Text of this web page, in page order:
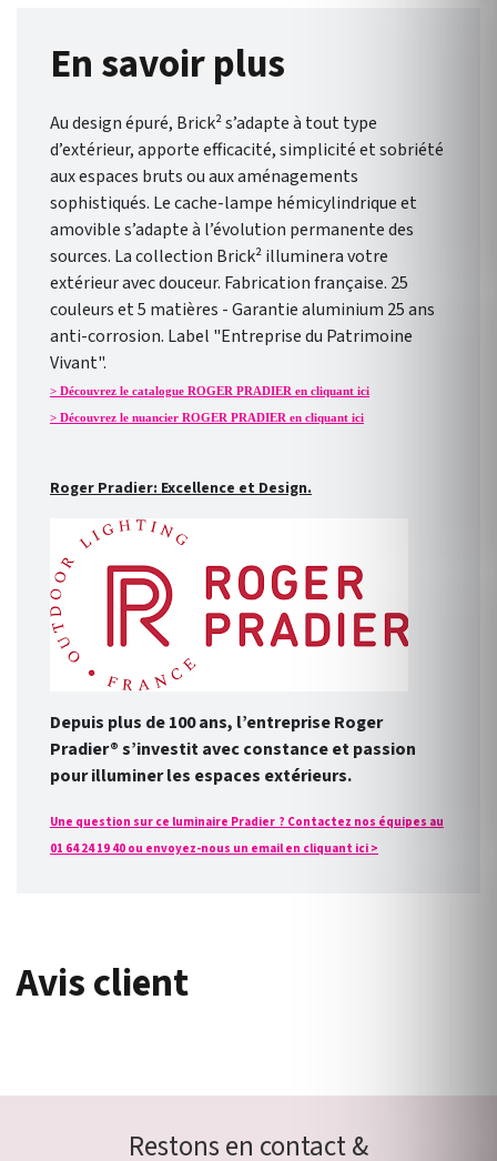
En savoir plus
Au design épuré, Brick² s’adapte à tout type
d’extérieur, apporte efficacité, simplicité et sobriété
aux espaces bruts ou aux aménagements
sophistiqués. Le cache-lampe hémicylindrique et
amovible s’adapte à l’évolution permanente des
sources. La collection Brick² illuminera votre
extérieur avec douceur. Fabrication française. 25
couleurs et 5 matières - Garantie aluminium 25 ans
anti-corrosion. Label "Entreprise du Patrimoine
Vivant".
> Découvrez le catalogue ROGER PRADIER en cliquant ici
> Découvrez le nuancier ROGER PRADIER en cliquant ici
Roger Pradier: Excellence et Design.
Depuis plus de 100 ans, l’entreprise Roger
Pradier® s’investit avec constance et passion
pour illuminer les espaces extérieurs.
Une question sur ce luminaire Pradier ? Contactez nos équipes au
01 64 24 19 40 ou envoyez-nous un email en cliquant ici >
Avis client
Restons en contact &